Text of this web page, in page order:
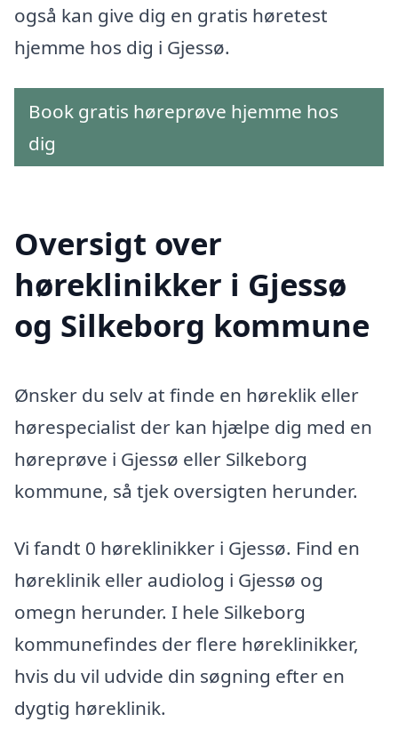
også kan give dig en gratis høretest
hjemme hos dig i Gjessø.
Book gratis høreprøve hjemme hos
dig
Oversigt over
høreklinikker i Gjessø
og Silkeborg kommune
Ønsker du selv at finde en høreklik eller
hørespecialist der kan hjælpe dig med en
høreprøve i Gjessø eller Silkeborg
kommune, så tjek oversigten herunder.
Vi fandt 0 høreklinikker i Gjessø. Find en
høreklinik eller audiolog i Gjessø og
omegn herunder. I hele Silkeborg
kommunefindes der flere høreklinikker,
hvis du vil udvide din søgning efter en
dygtig høreklinik.